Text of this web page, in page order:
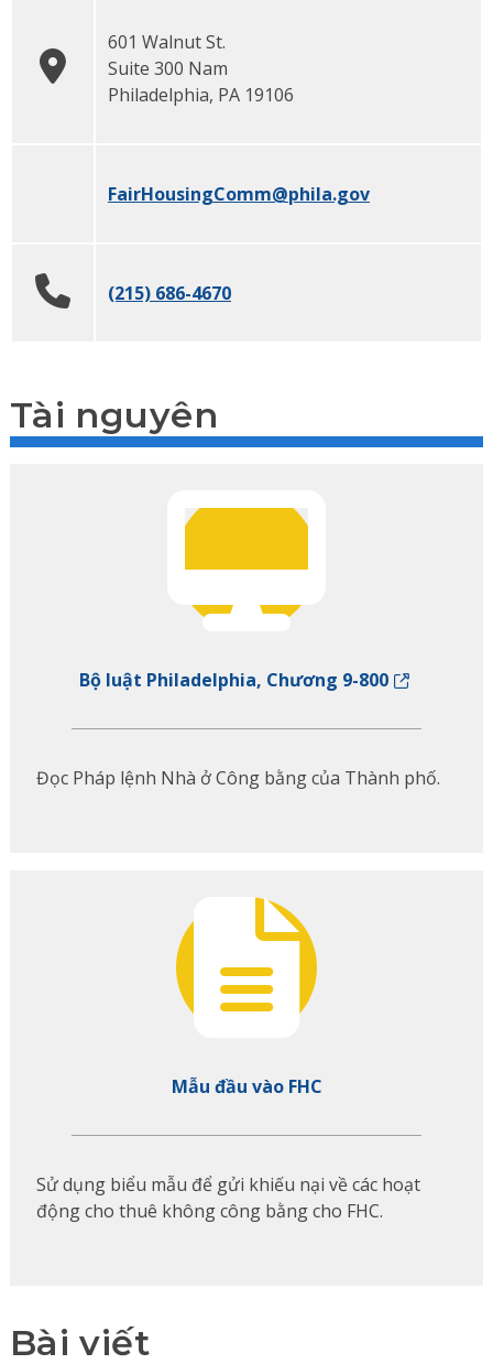
601 Walnut St.
Suite 300 Nam
Philadelphia, PA 19106
FairHousingComm@phila.gov
(215) 686-4670
Tài nguyên
Bộ luật Philadelphia, Chương 9-800
Đọc Pháp lệnh Nhà ở Công bằng của Thành phố.
Mẫu đầu vào FHC
Sử dụng biểu mẫu để gửi khiếu nại về các hoạt
động cho thuê không công bằng cho FHC.
Bài viết